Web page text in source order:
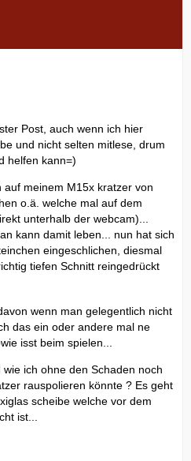
Post, auch wenn ich hier
und nicht selten mitlese, drum
helfen kann=)
meinem M15x kratzer von
o.ä. welche mal auf dem
unterhalb der webcam)...
kann damit leben... nun hat sich
eingeschlichen, diesmal
tiefen Schnitt reingedrückt
wenn man gelegentlich nicht
das ein oder andere mal ne
isst beim spielen...
ich ohne den Schaden noch
rauspolieren könnte ? Es geht
scheibe welche vor dem
ist...